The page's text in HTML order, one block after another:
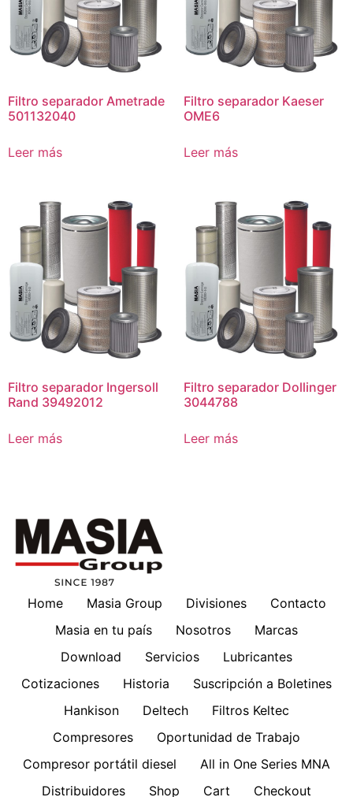
Filtro separador Ametrade
501132040
Leer más
Filtro separador Kaeser
OME6
Leer más
Filtro separador Ingersoll
Rand 39492012
Leer más
Filtro separador Dollinger
3044788
Leer más
Home Masia Group Divisiones
Contacto
Masia en tu país
Nosotros
Marcas
Download
Servicios
Lubricantes
Cotizaciones
Historia
Suscripción a Boletines
Hankison
Deltech
Filtros Keltec
Compresores
Oportunidad de Trabajo
Compresor portátil diesel
All in One Series MNA
Distribuidores
Shop Cart Checkout